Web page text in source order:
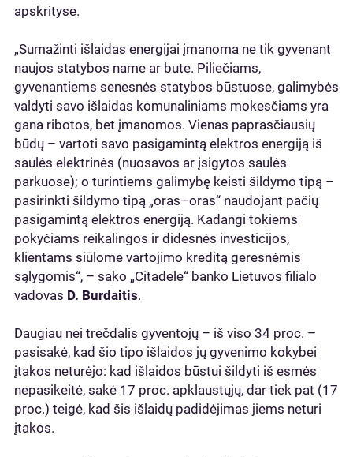
apskrityse.
„Sumažinti išlaidas energijai įmanoma ne tik gyvenant
naujos statybos name ar bute. Piliečiams,
gyvenantiems senesnės statybos būstuose, galimybės
valdyti savo išlaidas komunaliniams mokesčiams yra
gana ribotos, bet įmanomos. Vienas paprasčiausių
būdų – vartoti savo pasigamintą elektros energiją iš
saulės elektrinės (nuosavos ar įsigytos saulės
parkuose); o turintiems galimybę keisti šildymo tipą –
pasirinkti šildymo tipą „oras–oras“ naudojant pačių
pasigamintą elektros energiją. Kadangi tokiems
pokyčiams reikalingos ir didesnės investicijos,
klientams siūlome vartojimo kreditą geresnėmis
sąlygomis“, – sako „Citadele“ banko Lietuvos filialo
vadovas D. Burdaitis.
Daugiau nei trečdalis gyventojų – iš viso 34 proc. –
pasisakė, kad šio tipo išlaidos jų gyvenimo kokybei
įtakos neturėjo: kad išlaidos būstui šildyti iš esmės
nepasikeitė, sakė 17 proc. apklaustųjų, dar tiek pat (17
proc.) teigė, kad šis išlaidų padidėjimas jiems neturi
įtakos.